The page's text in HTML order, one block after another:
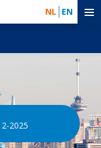
NL EN
2025